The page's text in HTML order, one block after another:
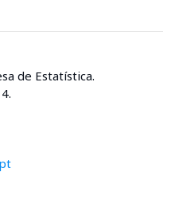
de Estatística.